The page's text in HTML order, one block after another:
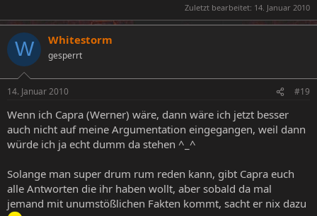
Zuletzt bearbeitet: 14. Januar 2010
W Whitestorm
gesperrt
14. Januar 2010 #19
Wenn ich Capra (Werner) wäre, dann wäre ich jetzt besser
auch nicht auf meine Argumentation eingegangen, weil dann
würde ich ja echt dumm da stehen ^_^
Solange man super drum rum reden kann, gibt Capra euch
alle Antworten die ihr haben wollt, aber sobald da mal
jemand mit unumstößlichen Fakten kommt, sacht er nix dazu